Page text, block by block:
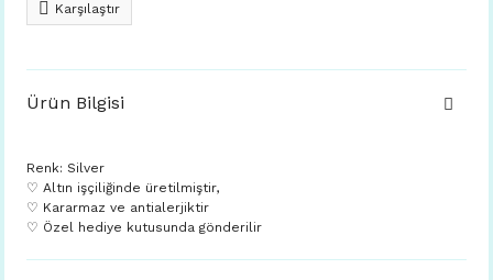
Karşılaştır
Ürün Bilgisi
Renk: Silver
♡ Altın işçiliğinde üretilmiştir,
♡ Kararmaz ve antialerjiktir
♡ Özel hediye kutusunda gönderilir